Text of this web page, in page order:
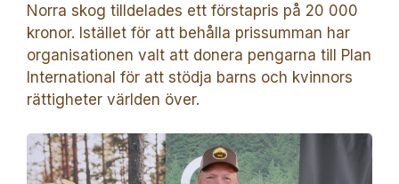
Norra skog tilldelades ett förstapris på 20 000
kronor. Istället för att behålla prissumman har
organisationen valt att donera pengarna till Plan
International för att stödja barns och kvinnors
rättigheter världen över.